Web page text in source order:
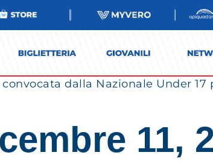
dalla Nazionale Under 17
11,